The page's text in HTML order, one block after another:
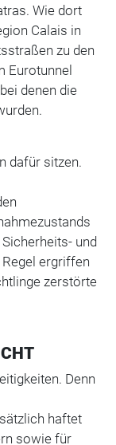
Wie dort
Calais in
zu den
Eurotunnel
denen die
dafür sitzen.
und
ergriffen
zerstörte
Denn
haftet
sowie für